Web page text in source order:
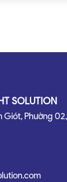
SOLUTION
Phường